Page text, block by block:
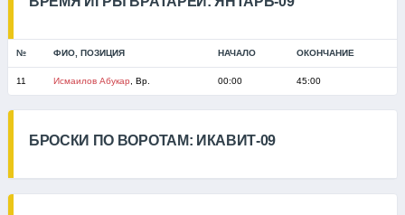
№ ФИО, ПОЗИЦИЯ НАЧАЛО ОКОНЧАНИЕ
11 Исмаилов Абукар , Вр. 00:00 45:00
БРОСКИ ПО ВОРОТАМ: ИКАВИТ-09